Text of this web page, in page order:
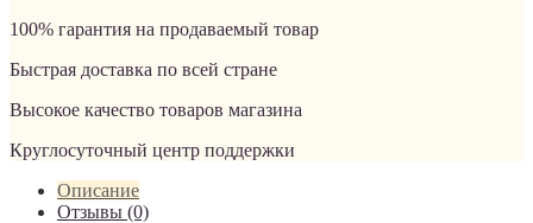
100% гарантия на продаваемый товар
Быстрая доставка по всей стране
Высокое качество товаров магазина
Круглосуточный центр поддержки
Описание
Отзывы (0)